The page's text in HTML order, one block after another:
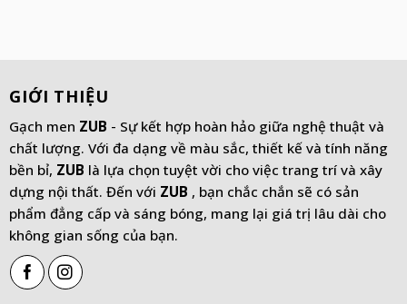
GIỚI THIỆU
Gạch men ZUB - Sự kết hợp hoàn hảo giữa nghệ thuật và
chất lượng. Với đa dạng về màu sắc, thiết kế và tính năng
bền bỉ, ZUB là lựa chọn tuyệt vời cho việc trang trí và xây
dựng nội thất. Đến với ZUB , bạn chắc chắn sẽ có sản
phẩm đẳng cấp và sáng bóng, mang lại giá trị lâu dài cho
không gian sống của bạn.